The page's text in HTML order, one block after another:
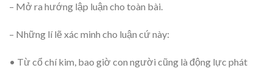
– Mở ra hướng lập luận cho toàn bài.
– Những lí lẽ xác minh cho luận cứ này:
• Từ cổ chí kim, bao giờ con người cũng là động lực phát